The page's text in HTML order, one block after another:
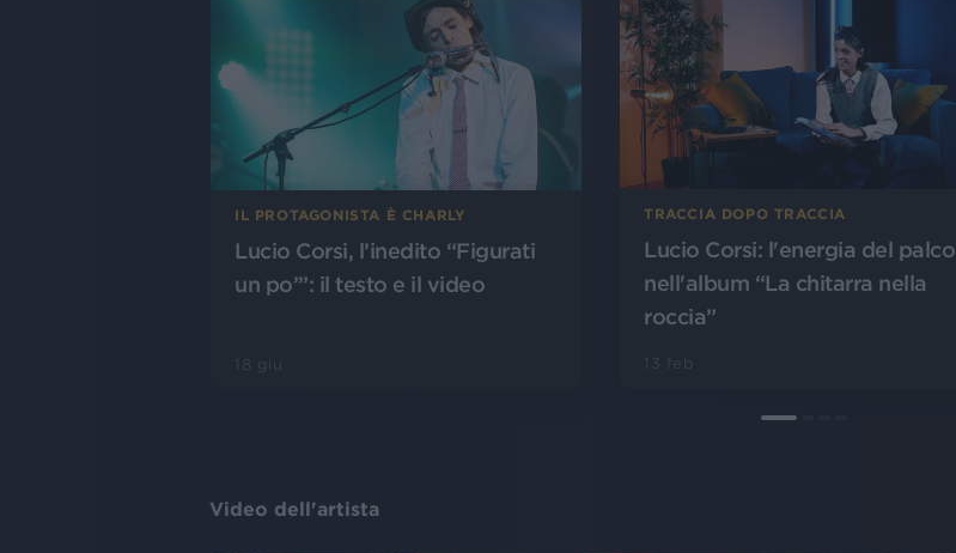
IL PROTAGONISTA È CHARLY
Lucio Corsi, l’inedito “Figurati
un po’”: il testo e il video
TRACCIA DOPO TRACCIA
Lucio Corsi: l'energia del palco
nell'album “La chitarra nella
roccia”
Video dell'artista